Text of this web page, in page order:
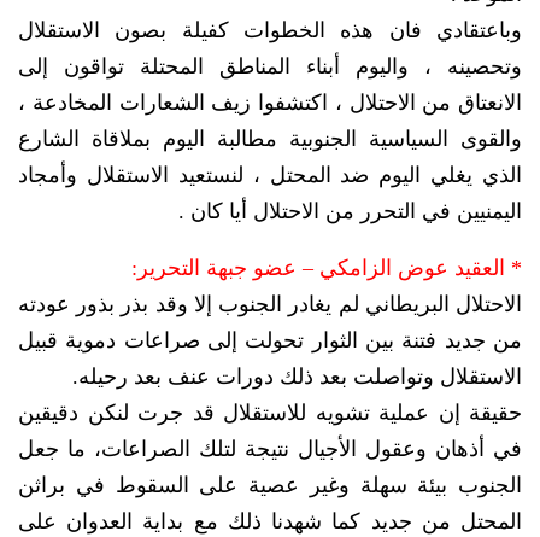
وباعتقادي فان هذه الخطوات كفيلة بصون الاستقلال
وتحصينه ، واليوم أبناء المناطق المحتلة تواقون إلى
الانعتاق من الاحتلال ، اكتشفوا زيف الشعارات المخادعة ،
والقوى السياسية الجنوبية مطالبة اليوم بملاقاة الشارع
الذي يغلي اليوم ضد المحتل ، لنستعيد الاستقلال وأمجاد
اليمنيين في التحرر من الاحتلال أيا كان .
* العقيد عوض الزامكي – عضو جبهة التحرير:
الاحتلال البريطاني لم يغادر الجنوب إلا وقد بذر بذور عودته
من جديد فتنة بين الثوار تحولت إلى صراعات دموية قبيل
الاستقلال وتواصلت بعد ذلك دورات عنف بعد رحيله.
حقيقة إن عملية تشويه للاستقلال قد جرت لنكن دقيقين
في أذهان وعقول الأجيال نتيجة لتلك الصراعات، ما جعل
الجنوب بيئة سهلة وغير عصية على السقوط في براثن
المحتل من جديد كما شهدنا ذلك مع بداية العدوان على